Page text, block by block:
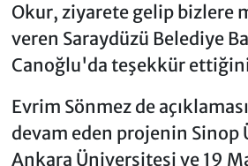
Okur, ziyarete gelip bizlere
veren Saraydüzü Belediye
Canoğlu'da teşekkür
Evrim Sönmez de
devam eden projenin Sinop
Ankara Üniversitesi ve 19